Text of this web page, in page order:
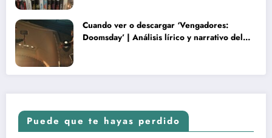
Cuando ver o descargar ‘Vengadores:
Doomsday’ | Análisis lírico y narrativo del
Puede que te hayas perdido